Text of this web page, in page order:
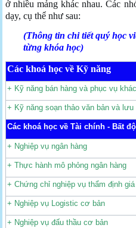
ở nhiều mảng khác nhau. Các
dạy, cụ thể như sau:
(Thông tin chi tiết quý học
từng khóa học)
Các khoá học về Kỹ năng
+ Kỹ năng bán hàng và phục vụ
+ Kỹ năng soạn thảo văn bản và
Các khoá học về Tài chính - Bất
+ Nghiệp vụ ngân hàng
+ Thực hành mô phỏng ngân hàng
+ Chứng chỉ nghiệp vụ thẩm định giá
+ Nghiệp vụ Logistic cơ bản
+ Nghiệp vụ đấu thầu cơ bản